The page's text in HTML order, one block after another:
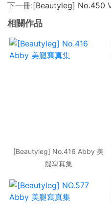
下一冊:[Beautyleg] No.450
相關作品
[Beautyleg] No.416 Abby 美
腿寫真集